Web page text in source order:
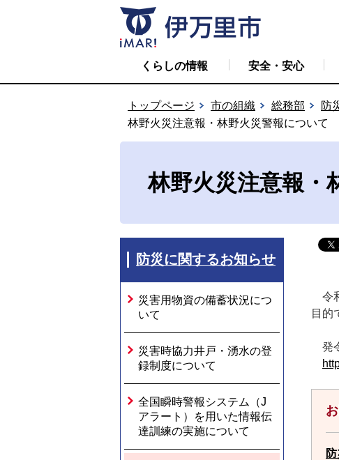
くらしの情報 安全・安心
トップページ 市の組織 総務部 防
林野火災注意報・林野火災警報について
林野火災注意報・
防災に関するお知らせ
災害用物資の備蓄状況につ
いて
災害時協力井戸・湧水の登
録制度について
全国瞬時警報システム（J
アラート）を用いた情報伝
達訓練の実施について
令
目的
発